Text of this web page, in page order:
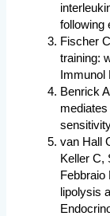
following
Fischer
training:
Immunol
Benrick
van Hall
Keller C,
lipolysis